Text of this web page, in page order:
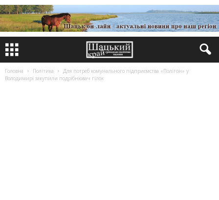
Головна Політика
Для потреб комунального підприємства «Полігон» у
Володимирі закупили подрібнювач гілок